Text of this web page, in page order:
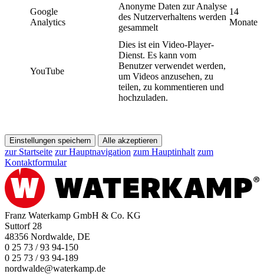
Google
Analytics
Anonyme Daten zur Analyse
des Nutzerverhaltens werden
gesammelt
14
Monate
YouTube
Dies ist ein Video-Player-
Dienst. Es kann vom
Benutzer verwendet werden,
um Videos anzusehen, zu
teilen, zu kommentieren und
hochzuladen.
Einstellungen speichern Alle akzeptieren
zur Startseite zur Hauptnavigation zum Hauptinhalt zum
Kontaktformular
Franz Waterkamp GmbH & Co. KG
Suttorf 28
48356 Nordwalde, DE
0 25 73 / 93 94-150
0 25 73 / 93 94-189
nordwalde@waterkamp.de